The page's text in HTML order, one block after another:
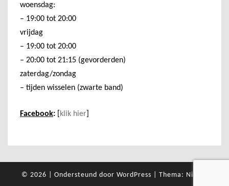
woensdag:
– 19:00 tot 20:00
vrijdag
– 19:00 tot 20:00
– 20:00 tot 21:15 (gevorderden)
zaterdag/zondag
– tijden wisselen (zwarte band)
Facebook: klik hier
© 2026 Ondersteund door WordPress Thema: Nisarg